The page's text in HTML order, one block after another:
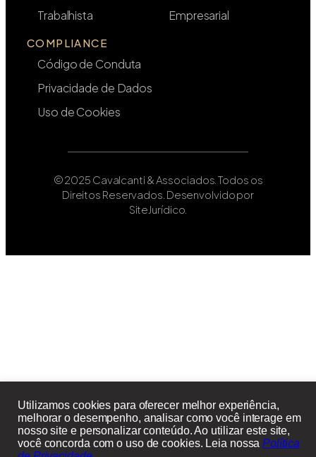
Trabalhista
Empresarial
COMPLIANCE
Código de Conduta
Privacidade de Dados
Uso de Cookies
© 2025 Cavalcanti & Associados. Todos os
Direitos Reservados. Desenvolvido por
SiteJurídico.
Utilizamos cookies para oferecer melhor experiência,
melhorar o desempenho, analisar como você interage em
nosso site e personalizar conteúdo. Ao utilizar este site,
você concorda com o uso de cookies. Leia nossaPolítica